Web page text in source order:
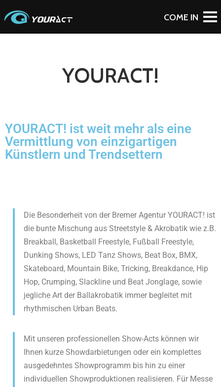
YOURACT!
YOURACT! ist weit mehr als eine
Vermittlung von einzigartigen
Künstlern und Trendsettern
Die Besonderheit von der Bremer Agentur YOURACT! ist
die bunte Mischung aus Streetstyle & Akrobatik wie z.B.
Breakball, Basketball Freestyle, Fußball Freestyle,
Dunking Shows, LED Tanz Shows, Beat Box, BMX,
Skateboard, Mountain Bike, Tricking, Breakdance, Hip
Hop, Crumping, Slackline und Beat Jonglage, sowie
jegliche Art der Ballakrobatik immer begleitet mit
rhythmischen Urban Beats.
Mit unseren professionellen Show-Acts können wir
Ihnen kurze Showdarbietungen oder ein komplettes
ausgedehntes Showprogramm bis hin zu einer
individuellen Showproduktionen realisieren. Für Messe